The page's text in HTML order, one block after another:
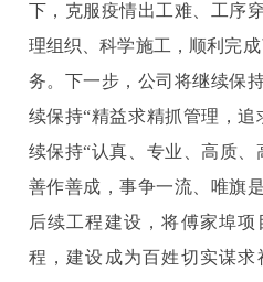
下，克服疫情出工难、工序
理组织、科学施工，顺利完
务。下一步，公司将继续保
续保持“精益求精抓管理，
续保持“认真、专业、高质、
善作善成，事争一流、唯旗
后续工程建设，将傅家埠
程，建设成为百姓切实谋